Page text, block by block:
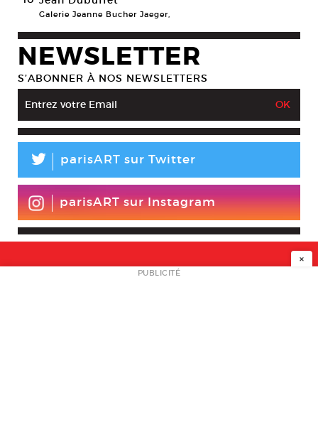
Galerie Jeanne Bucher Jaeger,
NEWSLETTER
S’ABONNER À NOS NEWSLETTERS
L parisART sur Twitter
parisART sur Instagram
NEWSLETTER
×
PUBLICITÉ